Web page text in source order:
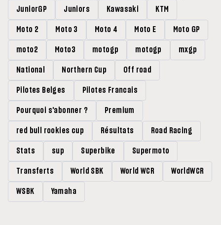
JuniorGP Juniors Kawasaki KTM
Moto 2 Moto 3 Moto 4 Moto E Moto GP
moto2 Moto3 motogp motogp mxgp
National Northern Cup Off road
Pilotes Belges Pilotes Francais
Pourquoi s'abonner ? Premium
red bull rookies cup Résultats Road Racing
Stats sup Superbike Supermoto
Transferts World SBK World WCR WorldWCR
WSBK Yamaha